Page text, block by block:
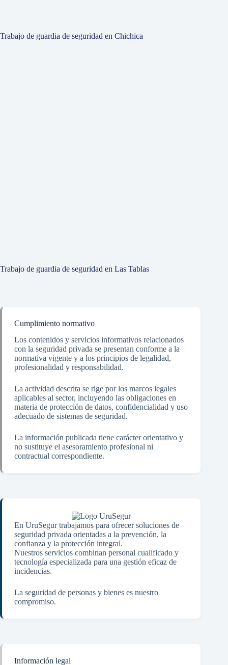
Trabajo de guardia de seguridad en Chichica
Trabajo de guardia de seguridad en Las Tablas
Cumplimiento normativo
Los contenidos y servicios informativos relacionados
con la seguridad privada se presentan conforme a la
normativa vigente y a los principios de legalidad,
profesionalidad y responsabilidad.
La actividad descrita se rige por los marcos legales
aplicables al sector, incluyendo las obligaciones en
materia de protección de datos, confidencialidad y uso
adecuado de sistemas de seguridad.
La información publicada tiene carácter orientativo y
no sustituye el asesoramiento profesional ni
contractual correspondiente.
En UruSegur trabajamos para ofrecer soluciones de
seguridad privada orientadas a la prevención, la
confianza y la protección integral.
Nuestros servicios combinan personal cualificado y
tecnología especializada para una gestión eficaz de
incidencias.
La seguridad de personas y bienes es nuestro
compromiso.
Información legal